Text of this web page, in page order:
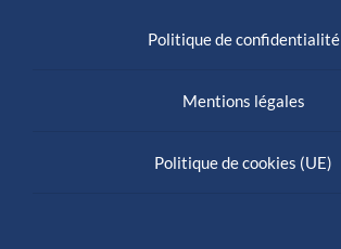
Politique de confidentialité
Mentions légales
Politique de cookies (UE)